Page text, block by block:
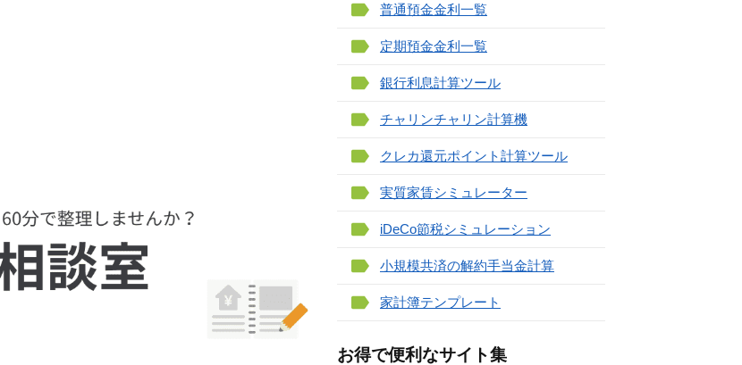
普通預金金利一覧
定期預金金利一覧
銀行利息計算ツール
チャリンチャリン計算機
クレカ還元ポイント計算ツール
実質家賃シミュレーター
iDeCo節税シミュレーション
小規模共済の解約手当金計算
家計簿テンプレート
お得で便利なサイト集